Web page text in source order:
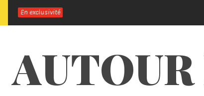
En exclusivité
AUTOUR